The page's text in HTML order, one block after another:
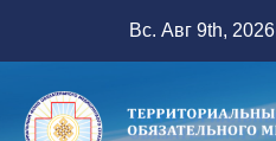
содержимому
Вс. Авг 9th, 2026